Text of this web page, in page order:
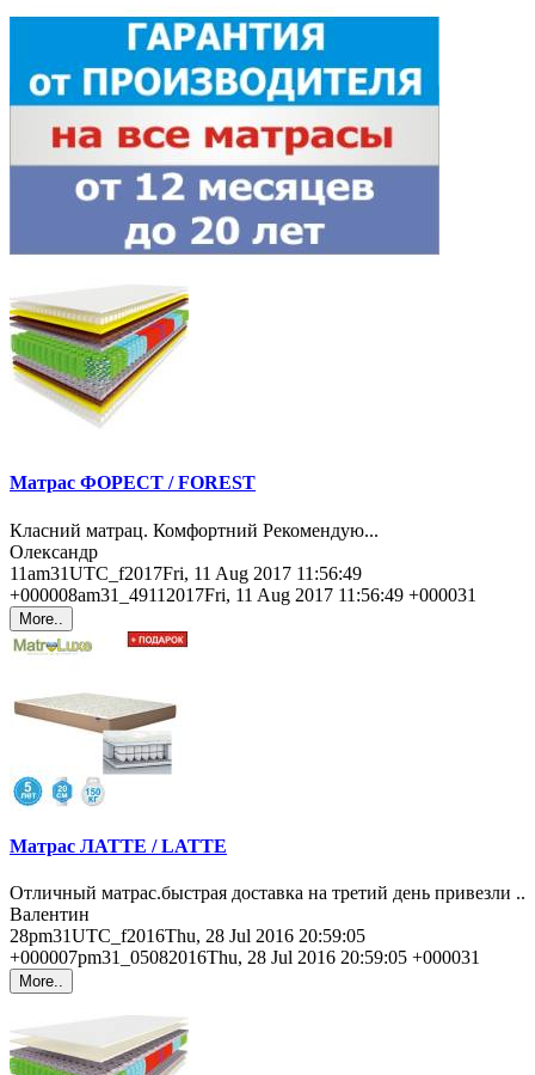
Матрас ФОРЕСТ / FOREST
Класний матрац. Комфортний Рекомендую...
Олександр
11am31UTC_f2017Fri, 11 Aug 2017 11:56:49
+000008am31_49112017Fri, 11 Aug 2017 11:56:49 +000031
More..
Матрас ЛАТТЕ / LATTE
Отличный матрас.быстрая доставка на третий день привезли ..
Валентин
28pm31UTC_f2016Thu, 28 Jul 2016 20:59:05
+000007pm31_05082016Thu, 28 Jul 2016 20:59:05 +000031
More..